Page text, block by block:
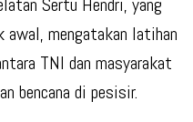
mengatakan latihan
TNI dan masyarakat
bencana di pesisir.